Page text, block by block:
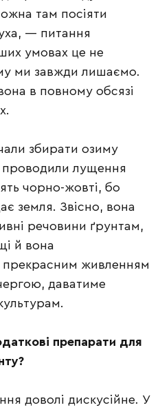
там посіяти
— питання
умовах це не
ми завжди лишаємо.
в повному обсязі
збирати озиму
лущення
чорно-жовті, бо
земля. Звісно, вона
речовини ґрунтам,
й вона
прекрасним живленням
даватиме
препарати для
доволі дискусійне. У